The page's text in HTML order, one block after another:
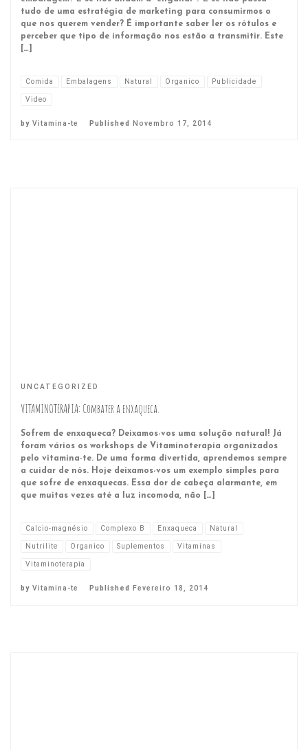
tudo de uma estratégia de marketing para consumirmos o
que nos querem vender? É importante saber ler os rótulos e
perceber que tipo de informação nos estão a transmitir. Este
[…]
Comida Embalagens Natural Organico
Publicidade
Video
by Vitamina-te Published Novembro 17, 2014
UNCATEGORIZED
VITAMINOTERAPIA: Combater a enxaqueca.
Sofrem de enxaqueca? Deixamos-vos uma solução natural! Já
foram vários os workshops de Vitaminoterapia organizados
pelo vitamina-te. De uma forma divertida, aprendemos sempre
a cuidar de nós. Hoje deixamos-vos um exemplo simples para
que sofre de enxaquecas. Essa dor de cabeça alarmante, em
que muitas vezes até a luz incomoda, não […]
Calcio-magnésio Complexo B Enxaqueca
Natural
Nutrilite
Organico Suplementos
Vitaminas
Vitaminoterapia
by Vitamina-te Published Fevereiro 18, 2014